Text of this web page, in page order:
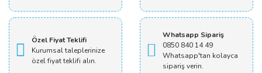
Özel Fiyat Teklifi
Kurumsal taleplerinize
özel fiyat teklifi alın.
Whatsapp Sipariş
0850 840 14 49
Whatsapp'tan kolayca
sipariş verin.